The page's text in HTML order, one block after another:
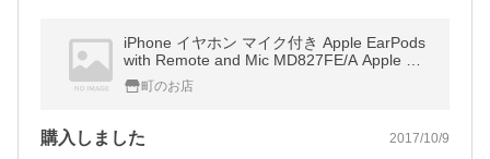
iPhone イヤホン マイク付き Apple EarPods
with Remote and Mic MD827FE/A Apple 純
正付属品 iPhone 5 6 6s SE iPod アップル イ
ヤーポッズ
町のお店
購入しました 2017/10/9